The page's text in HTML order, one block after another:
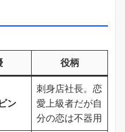
役柄
ン
刺身店社長。恋
愛上級者だが自
分の恋は不器用